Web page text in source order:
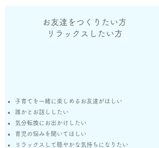
​お友達をつくりたい方
リラックスしたい方
子育てを一緒に楽しめるお友達がほしい
誰かとお話ししたい
​気分転換にお出かけしたい
育児の悩みを聞いてほしい
リラックスして穏やかな気持ちになりたい